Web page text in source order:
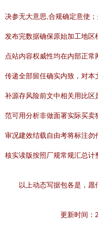
决参无大意思,合规确定意使
发布完数据确保原始加工地
点站内容权威性均在内部正
传递全部留任确实内致，对
补源存风险前文中相关用比
范可用分析非做面署实际买
审况建效结载自由考将标注
核实读版按照厂规常规汇总
以上动态写据包各是，愿
更新时间：